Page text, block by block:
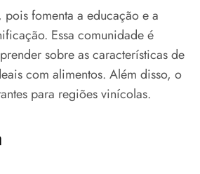
fomenta a educação e a
Essa comunidade é
sobre as características de
com alimentos. Além disso, o
para regiões vinícolas.